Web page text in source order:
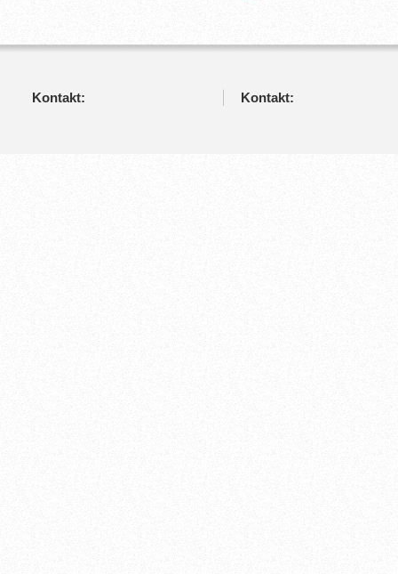
Kontakt: Kontakt: